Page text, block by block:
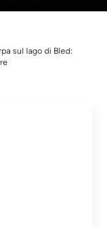
sul lago di Bled: